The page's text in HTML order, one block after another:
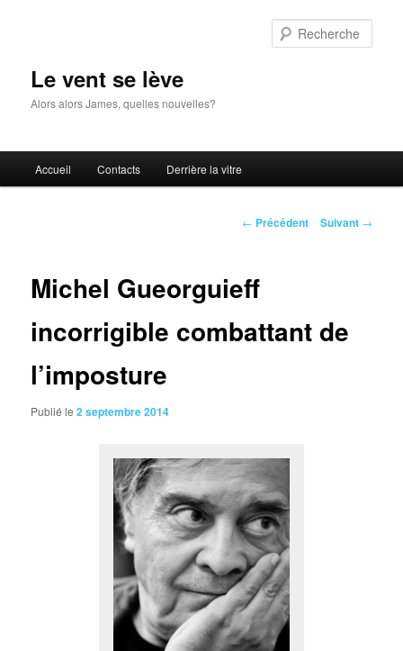
Le vent se lève
Alors alors James, quelles nouvelles?
principal
Accueil Contacts Derrière la vitre
Navigation
← Précédent Suivant →
Michel Gueorguieff
incorrigible combattant de
l’imposture
Publié le2 septembre 2014